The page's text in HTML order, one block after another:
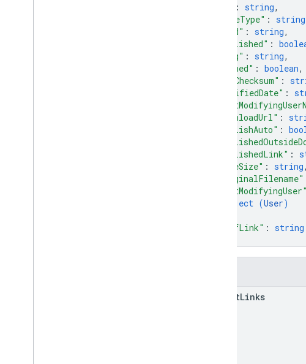
: string,
"mimeType" : string
"kind" : string,
"published" :
"etag" : string,
"pinned" : boolean,
"md5Checksum" :
"modifiedDate" :
"downloadUrl" :
"publishAuto" :
"publishedLink" :
"fileSize" : string,
"originalFilename"
"lastModifyingUser"
object (User)
"selfLink" : string
exportLinks